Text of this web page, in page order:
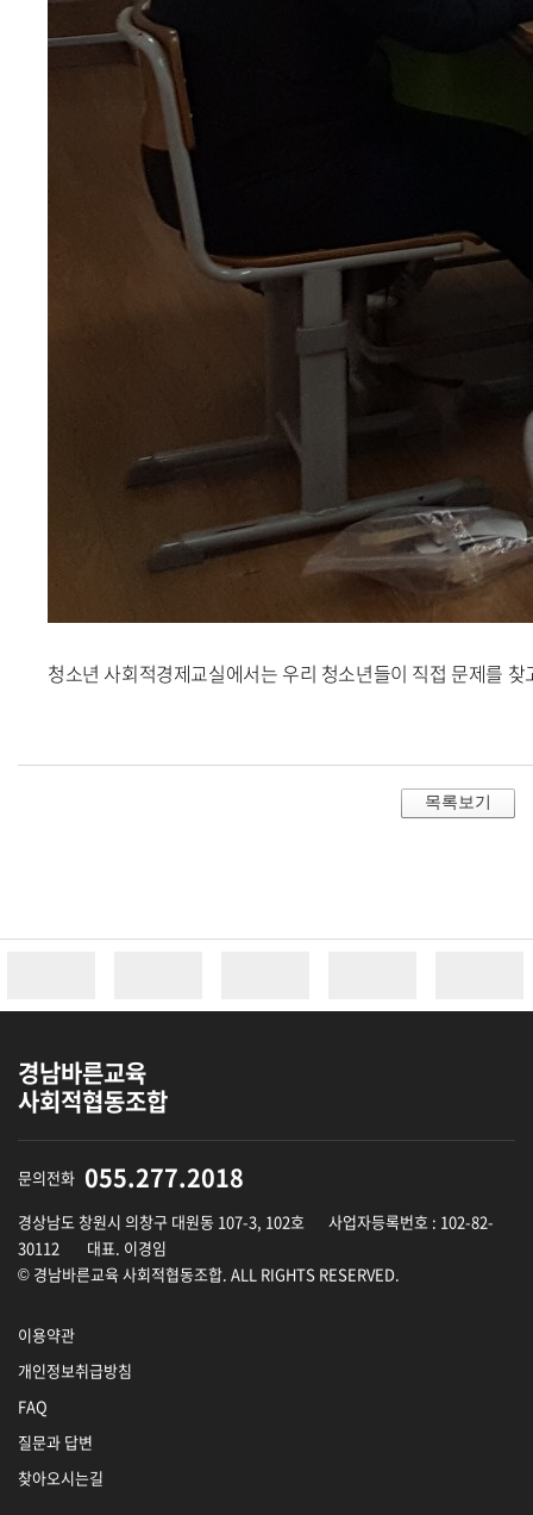
청소년 사회적경제교실에서는 우리 청소년들이 직접 문제를
경남바른교육
사회적협동조합
문의전화 055.277.2018
경상남도 창원시 의창구 대원동 107-3, 102호
사업자등록번호 : 102-82-
30112
대표. 이경임
© 경남바른교육 사회적협동조합. ALL RIGHTS RESERVED.
이용약관
개인정보취급방침
FAQ
질문과 답변
찾아오시는길